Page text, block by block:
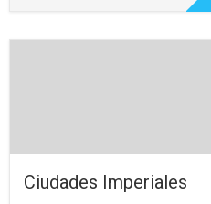
Ciudades Imperiales